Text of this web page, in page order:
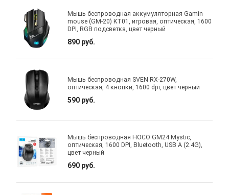
Мышь беспроводная аккумуляторная Gamin
mouse (GM-20) KT01, игровая, оптическая, 1600
DPI, RGB подсветка, цвет черный
890 руб.
Мышь беспроводная SVEN RX-270W,
оптическая, 4 кнопки, 1600 dpi, цвет черный
590 руб.
Мышь беспроводная HOCO GM24 Mystic,
оптическая, 1600 DPI, Bluetooth, USB A (2.4G),
цвет черный
690 руб.